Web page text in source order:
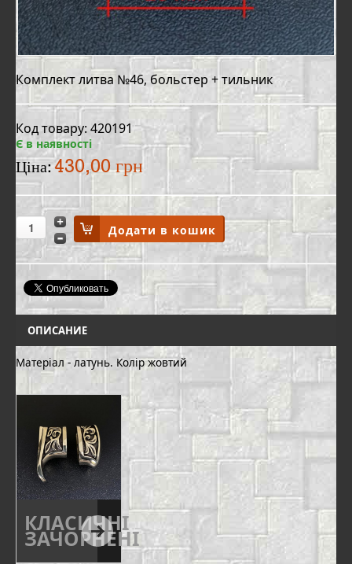
Комплект литва №46, больстер + тильник
Код товару: 420191
Є в наявності
Ціна: 430,00 грн
ОПИСАНИЕ
Матеріал - латунь. Колір жовтий
КЛАСИЧНІ
ЗАЧОРНЕНІ